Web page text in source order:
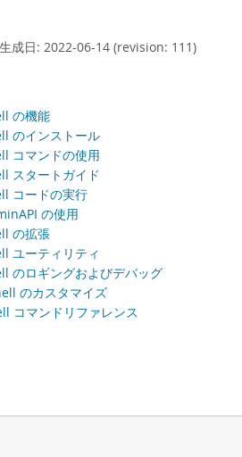
成日: 2022-06-14 (revision: 111)
の機能
のインストール
コマンドの使用
スタートガイド
コードの実行
の使用
の拡張
ユーティリティ
のロギングおよびデバッグ
のカスタマイズ
コマンドリファレンス